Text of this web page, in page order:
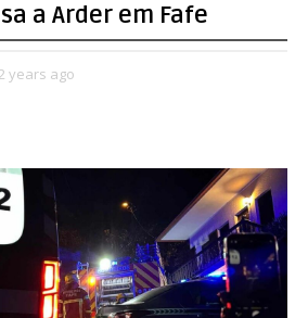
a Arder em Fafe
years ago